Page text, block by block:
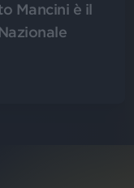
Mancini è il